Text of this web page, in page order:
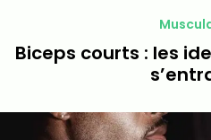
Biceps courts : les